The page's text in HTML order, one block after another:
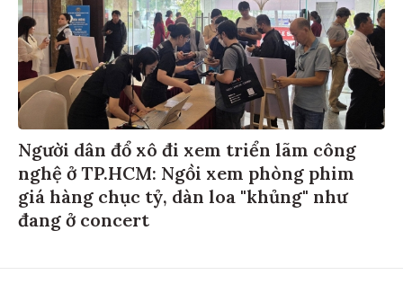
Người dân đổ xô đi xem triển lãm công
nghệ ở TP.HCM: Ngồi xem phòng phim
giá hàng chục tỷ, dàn loa "khủng" như
đang ở concert